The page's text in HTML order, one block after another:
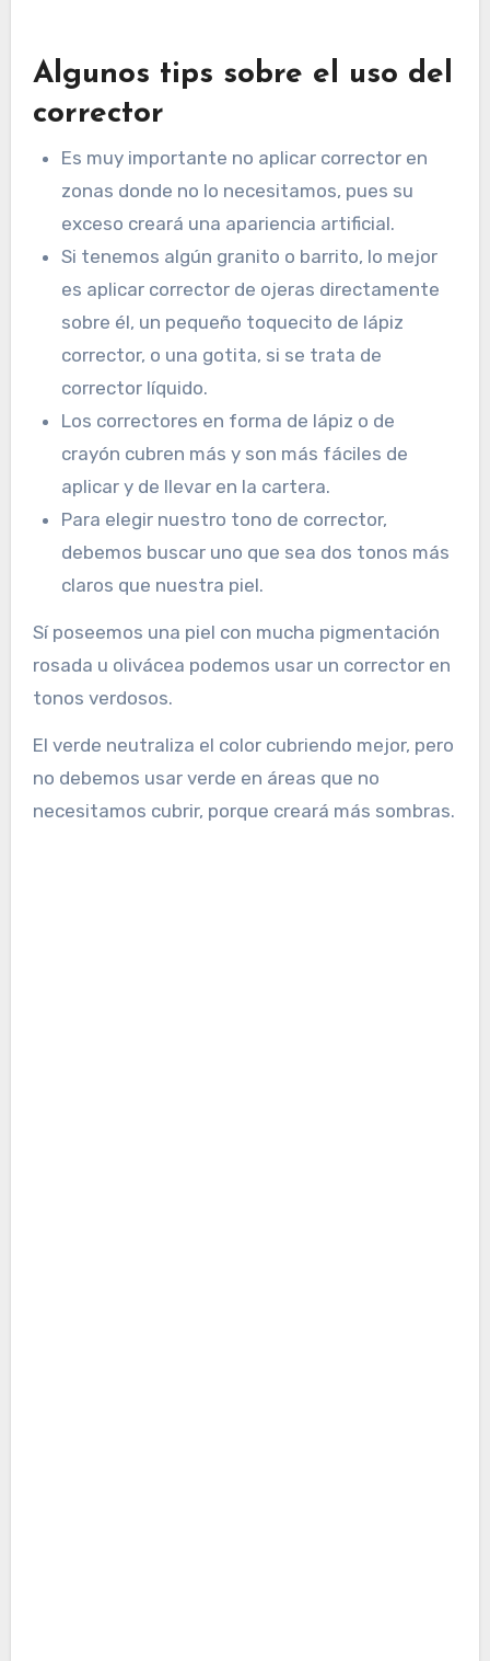
Algunos tips sobre el uso del
corrector
Es muy importante no aplicar corrector en
zonas donde no lo necesitamos, pues su
exceso creará una apariencia artificial.
Si tenemos algún granito o barrito, lo mejor
es aplicar corrector de ojeras directamente
sobre él, un pequeño toquecito de lápiz
corrector, o una gotita, si se trata de
corrector líquido.
Los correctores en forma de lápiz o de
crayón cubren más y son más fáciles de
aplicar y de llevar en la cartera.
Para elegir nuestro tono de corrector,
debemos buscar uno que sea dos tonos más
claros que nuestra piel.
Sí poseemos una piel con mucha pigmentación
rosada u olivácea podemos usar un corrector en
tonos verdosos.
El verde neutraliza el color cubriendo mejor, pero
no debemos usar verde en áreas que no
necesitamos cubrir, porque creará más sombras.